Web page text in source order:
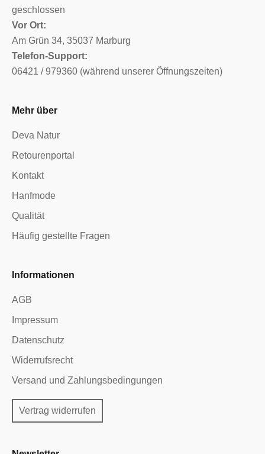
geschlossen
Vor Ort:
Am Grün 34, 35037 Marburg
Telefon-Support:
06421 / 979360 (während unserer Öffnungszeiten)
Mehr über
Deva Natur
Retourenportal
Kontakt
Hanfmode
Qualität
Häufig gestellte Fragen
Informationen
AGB
Impressum
Datenschutz
Widerrufsrecht
Versand und Zahlungsbedingungen
Vertrag widerrufen